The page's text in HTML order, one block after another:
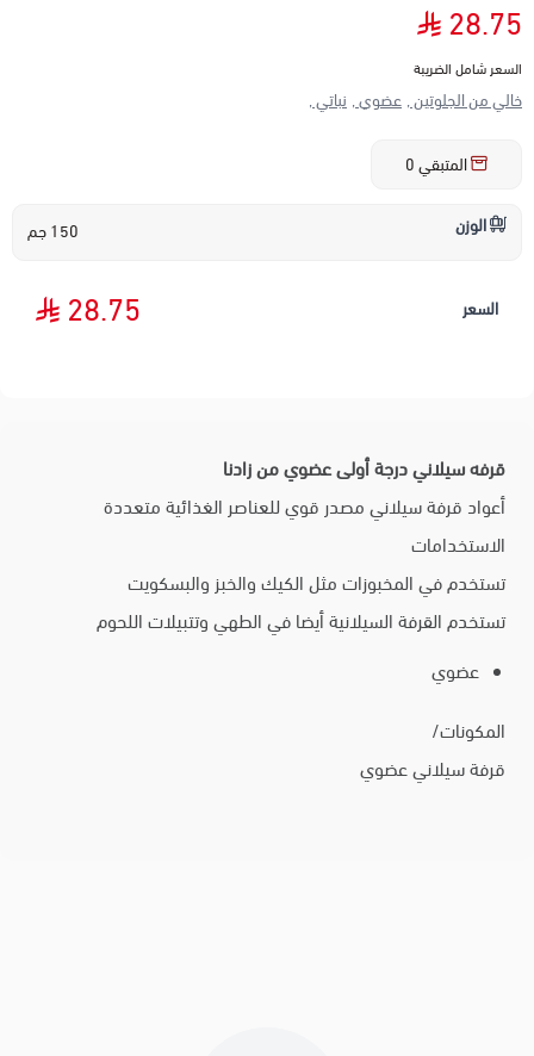
28.75
السعر شامل الضريبة
خالي من الجلوتين , عضوي , نباتي ,
المتبقي0
الوزن 150 جم
السعر 28.75
قرفه سيلاني درجة أولى عضوي من زادنا
أعواد قرفة سيلاني مصدر قوي للعناصر الغذائية متعددة
الاستخدامات
تستخدم في المخبوزات مثل الكيك والخبز والبسكويت
تستخدم القرفة السيلانية أيضا في الطهي وتتبيلات اللحوم
عضوي
المكونات/
قرفة سيلاني عضوي